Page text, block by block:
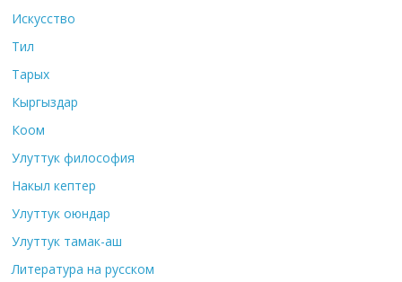
Искусство
Тил
Тарых
Кыргыздар
Коом
Улуттук философия
Накыл кептер
Улуттук оюндар
Улуттук тамак-аш
Литература на русском